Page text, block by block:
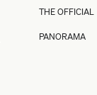
THE OFFICIAL
PANORAMA